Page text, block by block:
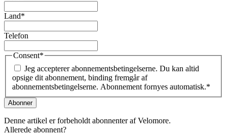
Land*
Telefon
Consent*
Jeg accepterer abonnementsbetingelserne. Du kan altid
opsige dit abonnement, binding fremgår af
abonnementsbetingelserne. Abonnement fornyes automatisk.*
Denne artikel er forbeholdt abonnenter af Velomore.
Allerede abonnent?